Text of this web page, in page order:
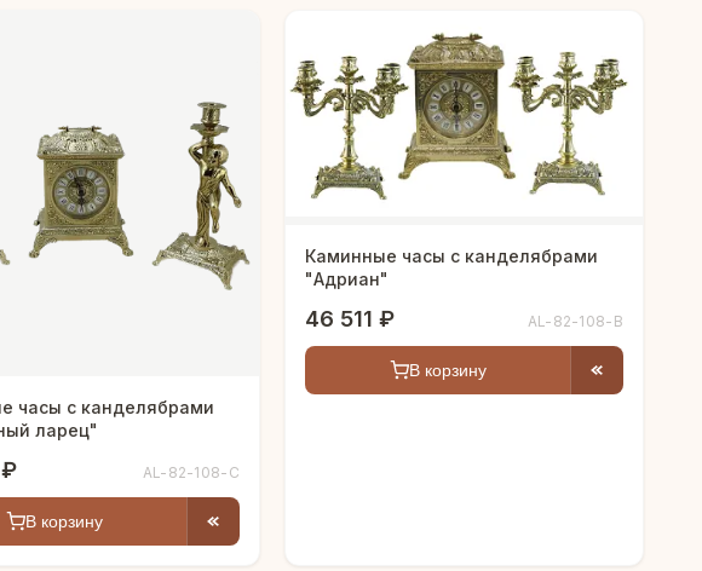
часы с канделябрами
ларец"
AL-82-108-C
В корзину
Каминные часы с канделябрами
"Адриан"
46 511 ₽ AL-82-108-B
В корзину